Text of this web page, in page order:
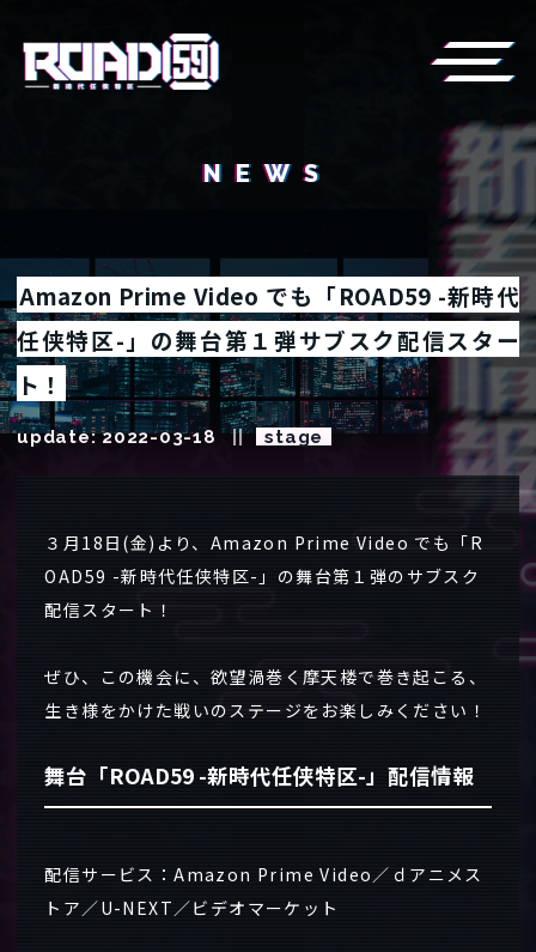
NEWS
Amazon Prime Video でも「ROAD59 -新時代
任侠特区-」の舞台第１弾サブスク配信スター
ト！
update: 2022-03-18 stage
３月18日(金)より、Amazon Prime Video でも「R
OAD59 -新時代任侠特区-」の舞台第１弾のサブスク
配信スタート！
ぜひ、この機会に、欲望渦巻く摩天楼で巻き起こる、
生き様をかけた戦いのステージをお楽しみください！
舞台「ROAD59 -新時代任侠特区-」配信情報
配信サービス：Amazon Prime Video／ｄアニメス
トア／U-NEXT／ビデオマーケット